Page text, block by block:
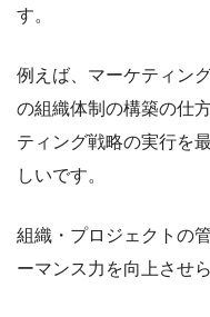
す。
例えば、マーケティン
の組織体制の構築の仕
ティング戦略の実行を
しいです。
組織・プロジェクトの
ーマンス力を向上させら